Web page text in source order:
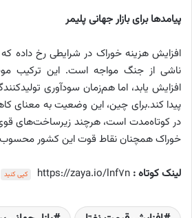
پیامدها برای بازار جهانی پلیمر
افزایش هزینه خوراک در شرایطی رخ داده
ناشی از جنگ مواجه است. این ترکیب
افزایش یابد، اما هم‌زمان سودآوری
پیدا کند.برای چین، این وضعیت به معنای
در کوتاه‌مدت است، هرچند زیرساخت‌های
خوراک همچنان نقاط قوت این کشور
لینک کوتاه : https://zaya.io/lnf7n کپی کنید